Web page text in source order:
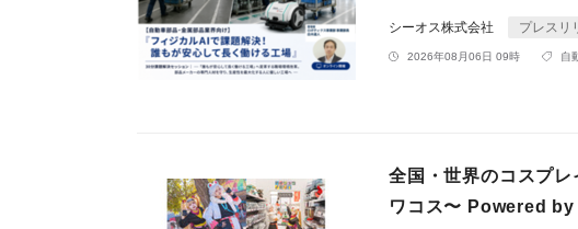
シーオス株式会社 プレスリ
2026年08月06日 09時 自
全国・世界のコスプ
ワコス〜 Powered by